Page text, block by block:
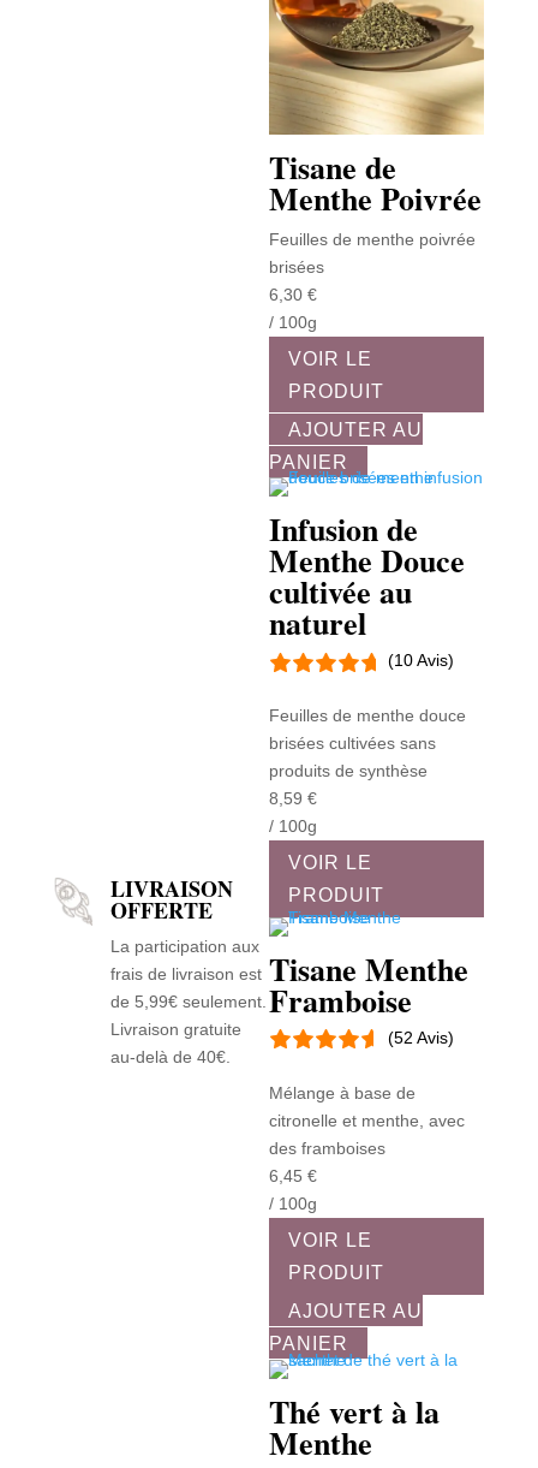
LIVRAISON
OFFERTE
La participation aux
frais de livraison est
de 5,99€ seulement.
Livraison gratuite
au-delà de 40€.
Tisane de
Menthe Poivrée
Feuilles de menthe poivrée
brisées
6,30 €
/ 100g
VOIR LE
PRODUIT
AJOUTER AU
PANIER
Infusion de
Menthe Douce
cultivée au
naturel
(10 Avis)
Feuilles de menthe douce
brisées cultivées sans
produits de synthèse
8,59 €
/ 100g
VOIR LE
PRODUIT
Tisane Menthe
Framboise
(52 Avis)
Mélange à base de
citronelle et menthe, avec
des framboises
6,45 €
/ 100g
VOIR LE
PRODUIT
AJOUTER AU
PANIER
Thé vert à la
Menthe